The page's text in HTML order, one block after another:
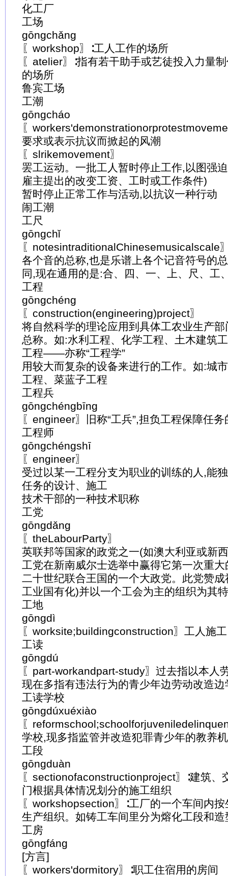
化工厂
工场
gōngchǎng
〖workshop〗∶工人工作的场所
〖atelier〗∶指有若干助手或艺徒投入力量
的场所
鲁宾工场
工潮
gōngcháo
〖
要求或表示抗议而掀起的风潮
〖slrikemovement〗
罢工运动。一批工人暂时停止工作,以图强
雇主提出的改变工资、工时或工作条件)
暂时停止正常工作与活动,以抗议一种行动
闹工潮
工尺
gōngchǐ
〖notesintraditionalChinesemusicalscale
各个音的总称,也是乐谱上各个记音符号的
同,现在通用的是:合、四、一、上、尺、工
工程
gōngchéng
〖construction(engineering)project〗
将自然科学的理论应用到具体工农业生产
总称。如:水利工程、化学工程、土木建筑
工程——亦称“工程学”
用较大而复杂的设备来进行的工作。如:城
工程、菜蓝子工程
工程兵
gōngchéngbīng
〖engineer〗旧称“工兵”,担负工程保障任务
工程师
gōngchéngshī
〖engineer〗
受过以某一工程分支为职业的训练的人,能
任务的设计、施工
技术干部的一种技术职称
工党
gōngdǎng
〖theLabourParty〗
英联邦等国家的政党之一(如澳大利亚或新
工党在新南威尔士选举中赢得它第一次重大
二十世纪联合王国的一个大政党。此党赞
工业国有化)并以一个工会为主的组织为其
工地
gōngdì
〖worksite;buildingconstruction〗工人施
工读
gōngdú
〖part-workandpart-study〗过去指以本人
现在多指有违法行为的青少年边劳动改造边
工读学校
gōngdúxuéxiào
〖
学校,现多指监管并改造犯罪青少年的教养
工段
gōngduàn
〖sectionofaconstructionproject〗∶建筑、
门根据具体情况划分的施工组织
〖workshopsection〗∶工厂的一个车间内
生产组织。如铸工车间里分为熔化工段和造
工房
gōngfáng
[方言]
〖workers'dormitory〗∶职工住宿用的房间